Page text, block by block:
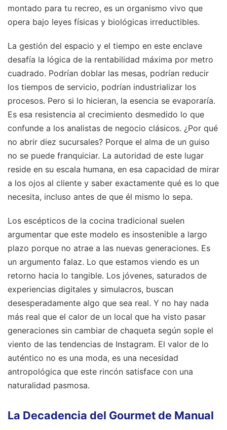
montado para tu recreo, es un organismo vivo que
opera bajo leyes físicas y biológicas irreductibles.
La gestión del espacio y el tiempo en este enclave
desafía la lógica de la rentabilidad máxima por metro
cuadrado. Podrían doblar las mesas, podrían reducir
los tiempos de servicio, podrían industrializar los
procesos. Pero si lo hicieran, la esencia se evaporaría.
Es esa resistencia al crecimiento desmedido lo que
confunde a los analistas de negocio clásicos. ¿Por qué
no abrir diez sucursales? Porque el alma de un guiso
no se puede franquiciar. La autoridad de este lugar
reside en su escala humana, en esa capacidad de mirar
a los ojos al cliente y saber exactamente qué es lo que
necesita, incluso antes de que él mismo lo sepa.
Los escépticos de la cocina tradicional suelen
argumentar que este modelo es insostenible a largo
plazo porque no atrae a las nuevas generaciones. Es
un argumento falaz. Lo que estamos viendo es un
retorno hacia lo tangible. Los jóvenes, saturados de
experiencias digitales y simulacros, buscan
desesperadamente algo que sea real. Y no hay nada
más real que el calor de un local que ha visto pasar
generaciones sin cambiar de chaqueta según sople el
viento de las tendencias de Instagram. El valor de lo
auténtico no es una moda, es una necesidad
antropológica que este rincón satisface con una
naturalidad pasmosa.
La Decadencia del Gourmet de Manual